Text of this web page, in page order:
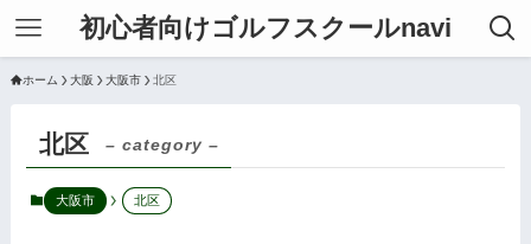
初心者向けゴルフスクールnavi
ホーム 大阪 大阪市 北区
北区 – category –
大阪市 北区